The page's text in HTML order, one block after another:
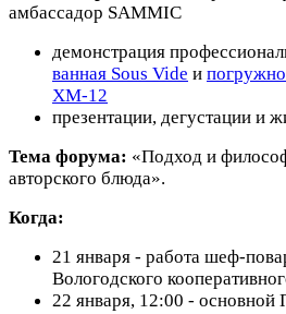
амбассадор SAMMIC
демонстрация
ванная Sous Vide и
XM‑12
презентации, дегустации и
Тема форума: «Подход и
авторского блюда».
Когда:
21 января - работа
Вологодского
22 января, 12:00 -